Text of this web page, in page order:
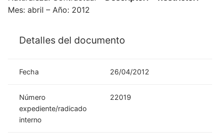
Mes: abril – Año: 2012
Detalles del documento
Fecha 26/04/2012
Número
expediente/radicado
interno
22019